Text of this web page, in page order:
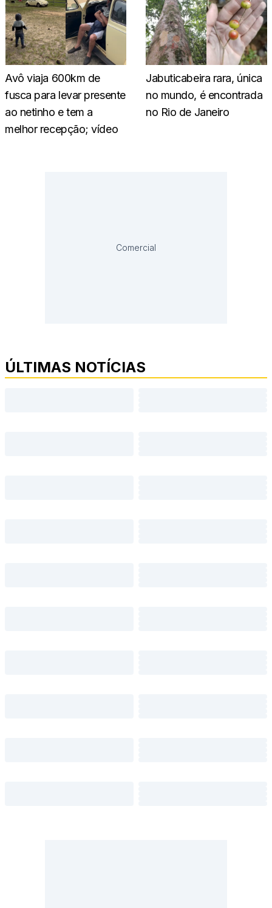
Avô viaja 600km de
fusca para levar presente
ao netinho e tem a
melhor recepção; vídeo
Jabuticabeira rara, única
no mundo, é encontrada
no Rio de Janeiro
Comercial
ÚLTIMAS NOTÍCIAS